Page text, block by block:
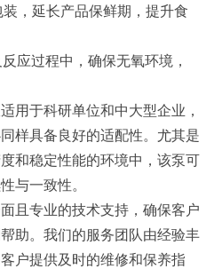
，延长产品保鲜期，提升食
应过程中，确保无氧环境，
用于科研单位和中大型企业，
样具备良好的适配性。尤其是
和稳定性能的环境中，该泵可
与一致性。
且专业的技术支持，确保客户
助。我们的服务团队由经验丰
户提供及时的维修和保养指